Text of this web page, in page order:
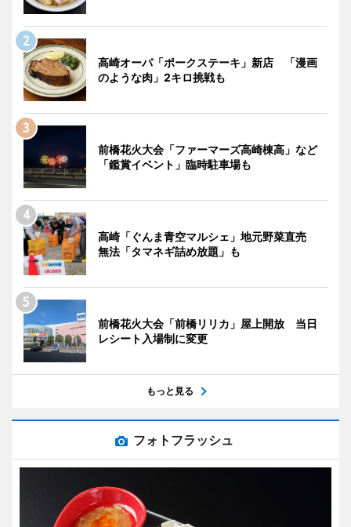
高崎オーパ「ポークステーキ」新店 「漫画
のような肉」2キロ挑戦も
前橋花火大会「ファーマーズ高崎棟高」など
「鑑賞イベント」臨時駐車場も
高崎「ぐんま青空マルシェ」地元野菜直売
無法「タマネギ詰め放題」も
前橋花火大会「前橋リリカ」屋上開放 当日
レシート入場制に変更
もっと見る
フォトフラッシュ